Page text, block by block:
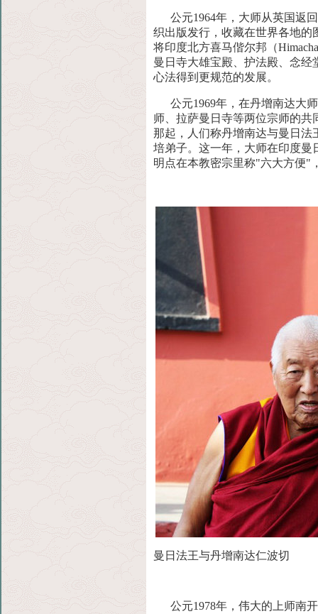
公元1964年，大师从英国返回
织出版发行，收藏在世界各地的
将印度北方喜马偕尔邦（
曼日寺大雄宝殿、护法殿、念
心法得到更规范的发展。
公元1969年，在丹增南达大师
师、拉萨曼日寺等两位宗师的共
那起，人们称丹增南达与曼日法
培弟子。这一年，大师在印度曼
明点在本教密宗里称"六大方便"
曼日法王与丹增南达仁波切
公元1978年，伟大的上师南开